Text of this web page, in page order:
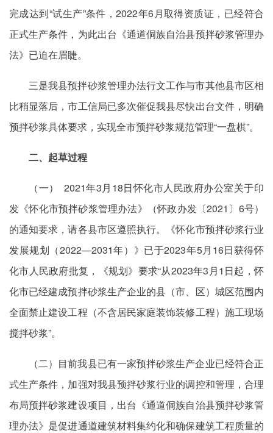
完成达到“试生产”条件，2022年6月取得资质证，已经符合
正式生产条件，为此出台《通道侗族自治县预拌砂浆管理办
法》已迫在眉睫。
三是我县预拌砂浆管理办法行文工作与市其他县市区相
比稍显落后，市工信局已多次催促我县尽快出台文件，明确
预拌砂浆具体要求，实现全市预拌砂浆规范管理“一盘棋”。
二、起草过程
（一） 2021年3月18日怀化市人民政府办公室关于印
发《怀化市预拌砂浆管理办法》（怀政办发〔2021〕6号）
的通知要求，请各县市区遵照执行。《怀化市预拌砂浆行业
发展规划（2022—2031年）》已于2023年5月16日获得怀
化市人民政府批复，《规划》要求“从2023年3月1日起，怀
化市已经建成预拌砂浆生产企业的县（市、区）城区范围内
全面禁止建设工程（不含居民家庭装饰装修工程）施工现场
搅拌砂浆”。
（二）目前我县已有一家预拌砂浆生产企业已经符合正
式生产条件，加强对我县预拌砂浆行业的调控和管理，合理
布局预拌砂浆建设项目，出台《通道侗族自治县预拌砂浆管
理办法》是促进通道建筑材料集约化和确保建筑工程质量的